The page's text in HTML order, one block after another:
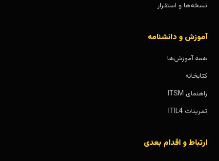
نسخه‌ها و استقرار
آموزش و دانشنامه
همه آموزش‌ها
کتابخانه
راهنمای ITSM
تمرینات ITIL4
ارتباط و اقدام بعدی